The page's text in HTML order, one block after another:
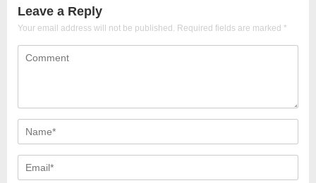
Leave a Reply
Your email address will not be published. Required fields are marked *